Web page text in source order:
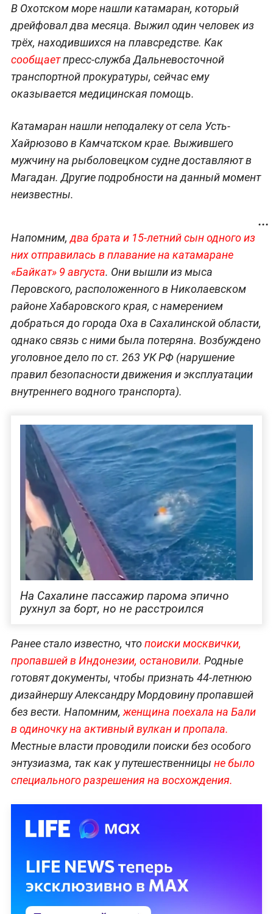
В Охотском море нашли катамаран, который
дрейфовал два месяца. Выжил один человек из
трёх, находившихся на плавсредстве. Как
сообщаетпресс-служба Дальневосточной
транспортной прокуратуры, сейчас ему
оказывается медицинская помощь.
Катамаран нашли неподалеку от села Усть-
Хайрюзово в Камчатском крае. Выжившего
мужчину на рыболовецком судне доставляют в
Магадан. Другие подробности на данный момент
неизвестны.
Напомним,два брата и 15-летний сын одного из
них отправилась в плавание на катамаране
«Байкат» 9 августа. Они вышли из мыса
Перовского, расположенного в Николаевском
районе Хабаровского края, с намерением
добраться до города Оха в Сахалинской области,
однако связь с ними была потеряна. Возбуждено
уголовное дело по ст. 263 УК РФ (нарушение
правил безопасности движения и эксплуатации
внутреннего водного транспорта).
На Сахалине пассажир парома эпично
рухнул за борт, но не расстроился
Ранее стало известно, чтопоиски москвички,
пропавшей в Индонезии, остановили. Родные
готовят документы, чтобы признать 44-летнюю
дизайнершу Александру Мордовину пропавшей
без вести. Напомним, женщина поехала на Бали
в одиночкуна активный вулкан и пропала.
Местные власти проводили поиски без особого
энтузиазма, так как у путешественницы не было
специального разрешения на восхождения.